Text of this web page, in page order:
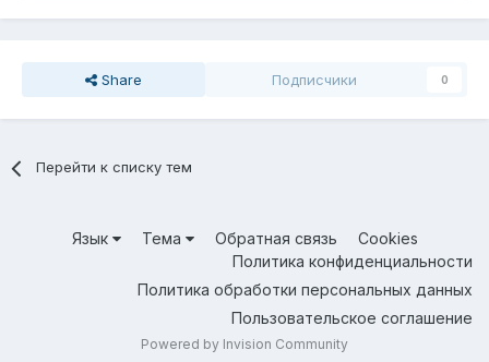
Share Подписчики 0
Перейти к списку тем
Язык Тема Обратная связь
Cookies
Политика конфиденциальности
Политика обработки персональных данных
Пользовательское соглашение
Powered by Invision Community